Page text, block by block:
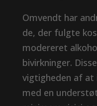
Omvendt har
de, der fulgte
modereret
bivirkninger.
vigtigheden af
med en